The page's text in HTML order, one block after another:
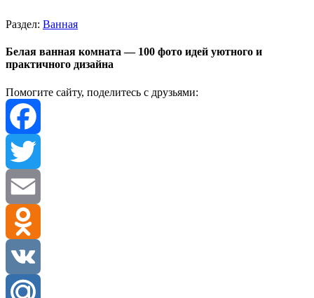
Раздел: Ванная
Белая ванная комната — 100 фото идей уютного и
практичного дизайна
Помогите сайту, поделитесь с друзьями:
Facebook
Twitter
Email
Odnoklassniki
VK